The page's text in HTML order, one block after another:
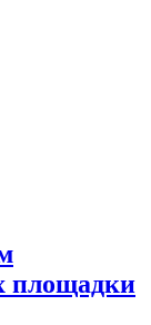
площадки